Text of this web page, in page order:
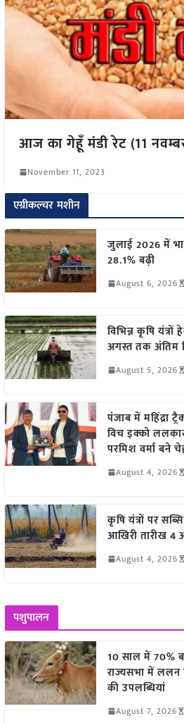
आज का गेहूँ मंडी रेट (11
November 11, 2023
एग्रीकल्चर मशीन
जुलाई 2026 में
28.1% बढ़ी
August 6, 2026
विभिन्न कृषि
अगस्त तक अंतिम
August 5, 2026
पंजाब में महिंद्रा
विच इक्को
परमिश वर्मा बने
August 4, 2026
कृषि यंत्रों पर
आखिरी तारीख 4
August 4, 2026
पशुपालन
10 साल में 70%
राज्यसभा में ललन
की उपलब्धियां
August 7, 2026